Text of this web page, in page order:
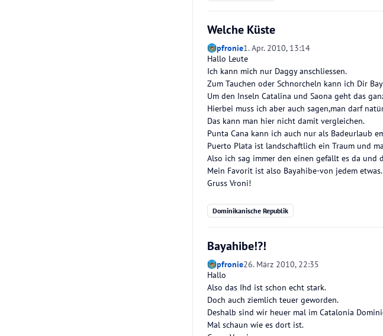
Welche Küste
pfronie1. Apr. 2010, 13:14
Hallo Leute
Ich kann mich nur Daggy anschliessen.
Zum Tauchen oder Schnorcheln kann ich Dir
Um den Inseln Catalina und Saona geht das
Hierbei muss ich aber auch sagen,man darf
Das kann man hier nicht damit vergleichen.
Punta Cana kann ich auch nur als Badeurlaub
Puerto Plata ist landschaftlich ein Traum und
Also ich sag immer den einen gefällt es da und
Mein Favorit ist also Bayahibe-von jedem etwas.
Gruss Vroni!
Dominikanische Republik
Bayahibe!?!
pfronie26. März 2010, 22:35
Hallo
Also das Ihd ist schon echt stark.
Doch auch ziemlich teuer geworden.
Deshalb sind wir heuer mal im Catalonia
Mal schaun wie es dort ist.